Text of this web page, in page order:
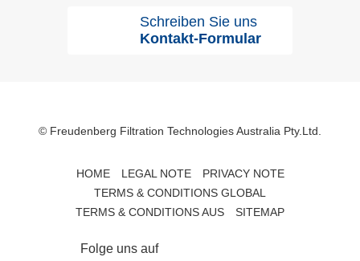
Schreiben Sie uns
Kontakt-Formular
© Freudenberg Filtration Technologies Australia Pty.Ltd.
HOME LEGAL NOTE
PRIVACY NOTE
TERMS & CONDITIONS GLOBAL
TERMS & CONDITIONS AUS
SITEMAP
Folge uns auf